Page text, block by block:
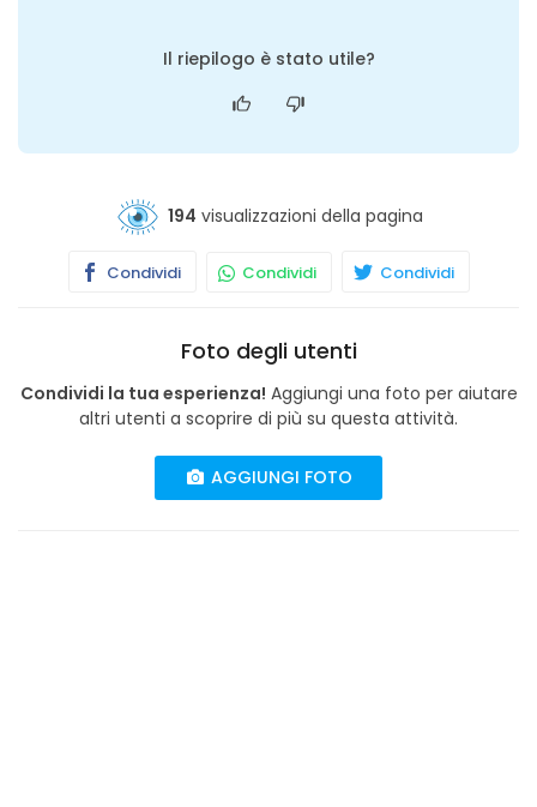
Il riepilogo è stato utile?
194 visualizzazioni della pagina
Condividi Condividi Condividi
Foto degli utenti
Condividi la tua esperienza! Aggiungi una foto per aiutare
altri utenti a scoprire di più su questa attività.
AGGIUNGI FOTO